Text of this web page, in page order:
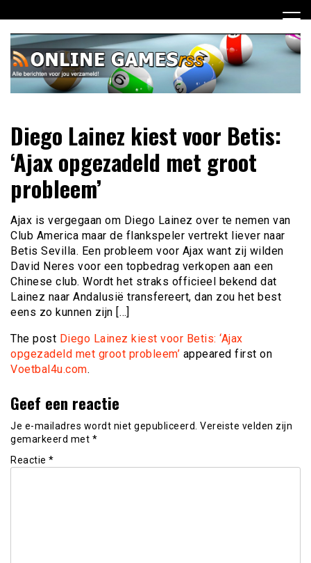
naar
inhoud
Online Games RSS
verzameld
Diego Lainez kiest voor Betis:
‘Ajax opgezadeld met groot
probleem’
Ajax is vergegaan om Diego Lainez over te nemen van
Club America maar de flankspeler vertrekt liever naar
Betis Sevilla. Een probleem voor Ajax want zij wilden
David Neres voor een topbedrag verkopen aan een
Chinese club. Wordt het straks officieel bekend dat
Lainez naar Andalusië transfereert, dan zou het best
eens zo kunnen zijn […]
The post Diego Lainez kiest voor Betis: ‘Ajax
opgezadeld met groot probleem’ appeared first on
Voetbal4u.com.
Geef een reactie
Je e-mailadres wordt niet gepubliceerd. Vereiste velden zijn
gemarkeerd met *
Reactie *